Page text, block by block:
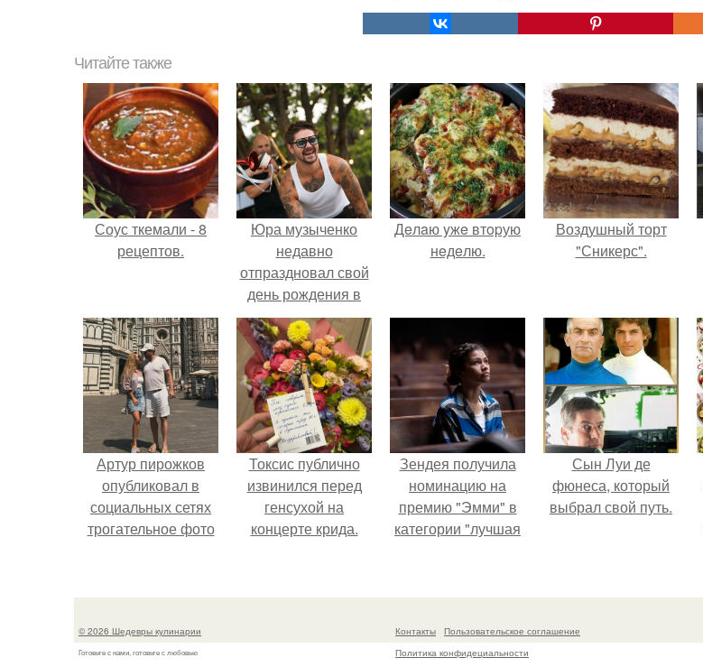
Читайте также
Соус ткемали - 8
рецептов.
Юра музыченко
недавно
отпраздновал свой
день рождения в
кругу самых
близких и родных
людей.
Дeлaю yжe втopую
нeдeлю.
Воздушный торт
"Сникерс".
Артур пирожков
опубликовал в
социальных сетях
трогательное фото
сделанное во
путешествия в
Италию.
Токсис публично
извинился перед
генсухой на
концерте крида.
Зендея получила
номинацию на
премию "Эмми" в
категории "лучшая
сериале" за третий
Сын Луи де
фюнеса, который
выбрал свой путь.
© 2026 Шедевры кулинарии
Готовьте с нами, готовьте с любовью
Контакты
Пользовательское соглашение
Политика конфидециальности